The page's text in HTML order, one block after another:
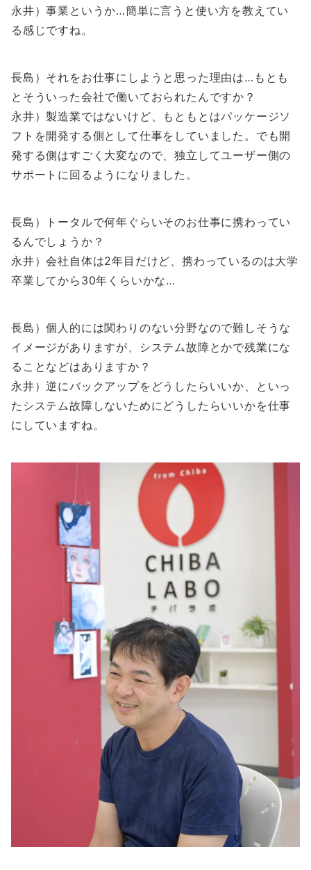
永井）事業というか…簡単に言うと使い方を教えてい
る感じですね。
長島）それをお仕事にしようと思った理由は…もとも
とそういった会社で働いておられたんですか？
永井）製造業ではないけど、もともとはパッケージソ
フトを開発する側として仕事をしていました。でも開
発する側はすごく大変なので、独立してユーザー側の
サポートに回るようになりました。
長島）トータルで何年ぐらいそのお仕事に携わってい
るんでしょうか？
永井）会社自体は2年目だけど、携わっているのは大学
卒業してから30年くらいかな…
長島）個人的には関わりのない分野なので難しそうな
イメージがありますが、システム故障とかで残業にな
ることなどはありますか？
永井）逆にバックアップをどうしたらいいか、といっ
たシステム故障しないためにどうしたらいいかを仕事
にしていますね。